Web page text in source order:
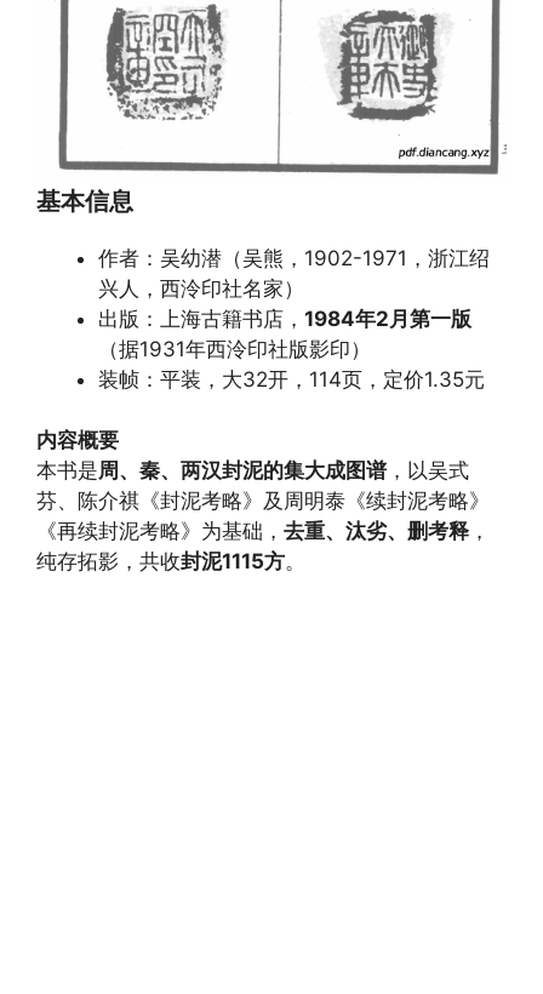
基本信息
作者：吴幼潜（吴熊，1902-1971，浙江绍
兴人，西泠印社名家）
出版：上海古籍书店， 1984年2月第一版
（据1931年西泠印社版影印）
装帧：平装，大32开，114页，定价1.35元
内容概要
本书是周、秦、两汉封泥的集大成图谱，以吴式
芬、陈介祺《封泥考略》及周明泰《续封泥考略》
《再续封泥考略》为基础， 去重、汰劣、删考释 ，
纯存拓影，共收封泥1115方。